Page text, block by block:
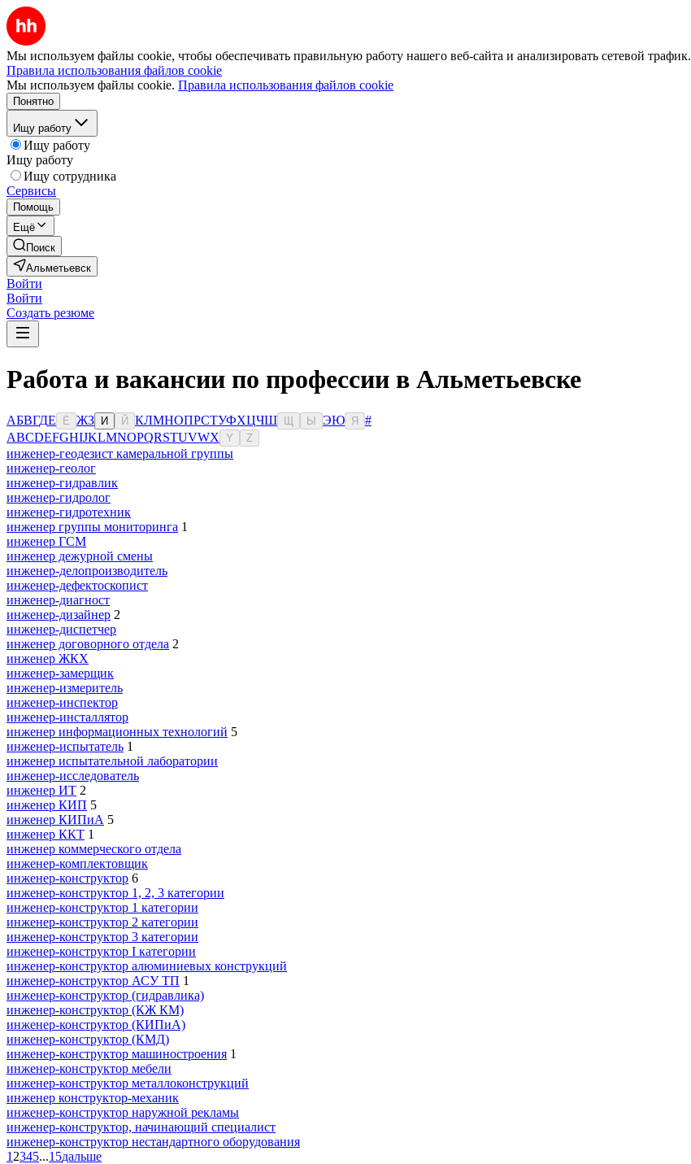
Мы используем файлы cookie, чтобы обеспечивать правильную работу нашего веб-сайта и анализировать сетевой трафик.
Правила использования файлов cookie
Мы используем файлы cookie. Правила использования файлов cookie
Понятно
Ищу работу
Ищу работу
Ищу работу
Ищу сотрудника
Сервисы
Помощь
Ещё
Поиск
Альметьевск
Войти
Войти
Создать резюме
Работа и вакансии по профессии в Альметьевске
АБВГДЕ Ё ЖЗ И Й КЛМНОПРСТУФХЦЧШ Ы ЭЮ Я
#
ABCDEFGHIJKLMNOPQRSTUVWX Y Z
инженер-геодезист камеральной группы
инженер-геолог
инженер-гидравлик
инженер-гидролог
инженер-гидротехник
инженер группы мониторинга 1
инженер ГСМ
инженер дежурной смены
инженер-делопроизводитель
инженер-дефектоскопист
инженер-диагност
инженер-дизайнер 2
инженер-диспетчер
инженер договорного отдела 2
инженер ЖКХ
инженер-замерщик
инженер-измеритель
инженер-инспектор
инженер-инсталлятор
инженер информационных технологий 5
инженер-испытатель 1
инженер испытательной лаборатории
инженер-исследователь
инженер ИТ 2
инженер КИП 5
инженер КИПиА 5
инженер ККТ 1
инженер коммерческого отдела
инженер-комплектовщик
инженер-конструктор 6
инженер-конструктор 1, 2, 3 категории
инженер-конструктор 1 категории
инженер-конструктор 2 категории
инженер-конструктор 3 категории
инженер-конструктор I категории
инженер-конструктор алюминиевых конструкций
инженер-конструктор АСУ ТП 1
инженер-конструктор (гидравлика)
инженер-конструктор (КЖ КМ)
инженер-конструктор (КИПиА)
инженер-конструктор (КМД)
инженер-конструктор машиностроения 1
инженер-конструктор мебели
инженер-конструктор металлоконструкций
инженер конструктор-механик
инженер-конструктор наружной рекламы
инженер-конструктор, начинающий специалист
инженер-конструктор нестандартного оборудования
1 2345...15дальше